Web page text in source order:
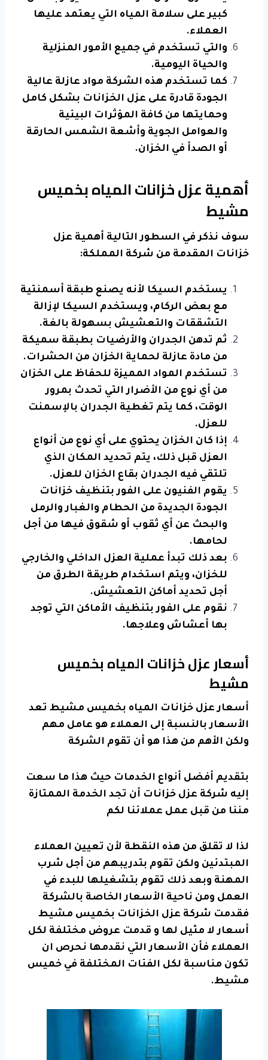
كبير على سلامة المياه التي يعتمد عليها
العملاء.
والتي تستخدم في جميع الأمور المنزلية
والحياة اليومية.
كما تستخدم هذه الشركة مواد عازلة عالية
الجودة قادرة على عزل الخزانات بشكل كامل
وحمايتها من كافة المؤثرات البيئية
والعوامل الجوية وأشعة الشمس الحارقة
أو الصدأ في الخزان.
أهمية عزل خزانات المياه بخميس
مشيط
سوف نذكر في السطور التالية أهمية عزل
خزانات المقدمة من شركة المملكة:
يستخدم السيكا لأنه يصنع طبقة أسمنتية
مع بعض الركام، ويستخدم السيكا لإزالة
التشققات والتعشيش بسهولة بالغة.
ثم تدهن الجدران والأرضيات بطبقة سميكة
من مادة عازلة لحماية الخزان من الحشرات.
تستخدم المواد المميزة للحفاظ على الخزان
من أي نوع من الأضرار التي تحدث بمرور
الوقت، كما يتم تغطية الجدران بالإسمنت
للعزل.
إذا كان الخزان يحتوي على أي نوع من أنواع
العزل قبل ذلك، يتم تحديد المكان الذي
تلتقي فيه الجدران بقاع الخزان للعزل.
يقوم الفنيون على الفور بتنظيف خزانات
الجودة الجديدة من الحطام والغبار والرمل
والبحث عن أي ثقوب أو شقوق فيها من أجل
لحامها.
بعد ذلك تبدأ عملية العزل الداخلي والخارجي
للخزان، ويتم استخدام طريقة الطرق من
أجل تحديد أماكن التعشيش.
نقوم على الفور بتنظيف الأماكن التي توجد
بها أعشاش وعلاجها.
أسعار عزل خزانات المياه بخميس
مشيط
أسعار عزل خزانات المياه بخميس مشيط تعد
الأسعار بالنسبة إلى العملاء هو عامل مهم
ولكن الأهم من هذا هو أن تقوم الشركة
بتقديم أفضل أنواع الخدمات حيث هذا ما سعت
إليه شركة عزل خزانات أن تجد الخدمة الممتازة
مننا من قبل عمل عملائنا لكم
لذا لا تقلق من هذه النقطة لأن تعيين العملاء
المبتدئين ولكن تقوم بتدريبهم من أجل شرب
المهنة وبعد ذلك تقوم بتشغيلها للبدء في
العمل ومن ناحية الأسعار الخاصة بالشركة
فقدمت شركة عزل الخزانات بخميس مشيط
أسعار لا مثيل لها و قدمت عروض مختلفة لكل
العملاء فأن الأسعار التي نقدمها نحرص ان
تكون مناسبة لكل الفئات المختلفة في خميس
مشيط.